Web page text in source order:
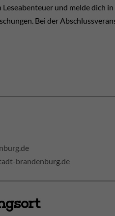
und melde dich
Bei der
brandenburg.de